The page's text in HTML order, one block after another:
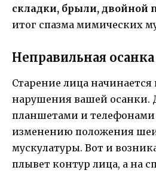
складки, брыли, двойной
итог спазма мимических
Неправильная осанка
Старение лица
нарушения вашей осанки.
планшетами и телефонами
изменению положения
мускулатуры. Вот и
плывет контур лица, а на